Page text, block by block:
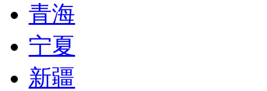
青海
宁夏
新疆